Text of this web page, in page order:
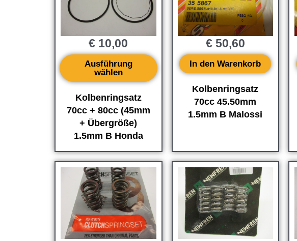
Kolbenringsatz
70cc + 80cc (45mm
+ Übergröße)
1.5mm B Honda
€ 10,00
Ausführung
wählen
Kolbenringsatz
70cc 45.50mm
1.5mm B Malossi
€50,60
In den Warenkorb